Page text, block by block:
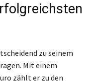
zu seinem
Mit einem
zählt er zu den